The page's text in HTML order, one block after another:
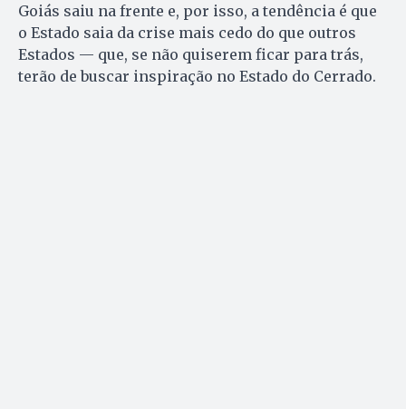
Goiás saiu na frente e, por isso, a tendência é que
o Estado saia da crise mais cedo do que outros
Estados — que, se não quiserem ficar para trás,
terão de buscar inspiração no Estado do Cerrado.